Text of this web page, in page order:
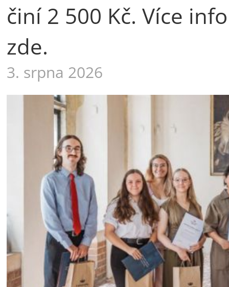
činí 2 500 Kč. Více
zde.
3. srpna 2026